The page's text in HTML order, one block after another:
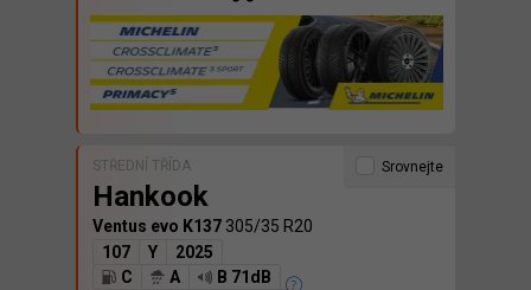
STŘEDNÍ TŘÍDA
Hankook
Ventus evo K137 305/35 R20
107
Y
2025
C
A
B 71dB
Srovnejte